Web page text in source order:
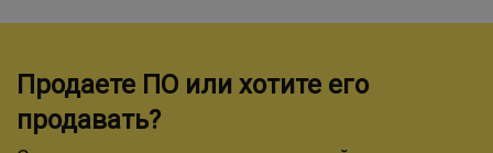
Продаете ПО или хотите его
продавать?